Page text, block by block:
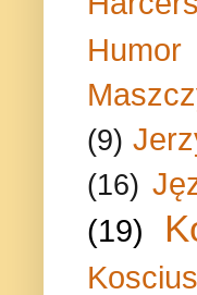
Humor
(9)
(16)
(19)